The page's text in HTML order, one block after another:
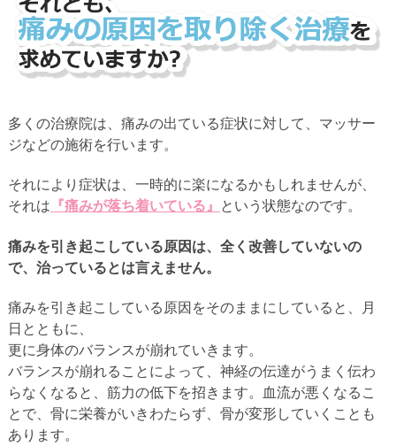
多くの治療院は、痛みの出ている症状に対して、マッサー
ジなどの施術を行います。
それにより症状は、一時的に楽になるかもしれませんが、
それは 『痛みが落ち着いている』 という状態なのです。
痛みを引き起こしている原因は、全く改善していないの
で、治っているとは言えません。
痛みを引き起こしている原因をそのままにしていると、月
日とともに、
更に身体のバランスが崩れていきます。
バランスが崩れることによって、神経の伝達がうまく伝わ
らなくなると、筋力の低下を招きます。血流が悪くなるこ
とで、骨に栄養がいきわたらず、骨が変形していくことも
あります。